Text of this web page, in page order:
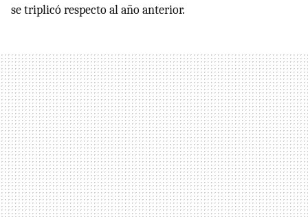
se triplicó respecto al año anterior.